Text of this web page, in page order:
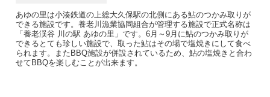
あゆの里は小湊鉄道の上総大久保駅の北側にある鮎のつかみ取りが
できる施設です。養老川漁業協同組合が管理する施設で正式名称は
「養老渓谷 川の駅 あゆの里」です。6月～9月に鮎のつかみ取りが
できるとても珍しい施設で、取った鮎はその場で塩焼きにして食べ
られます。またBBQ施設が併設されているため、鮎の塩焼きと合わ
せてBBQを楽しむことが出来ます。